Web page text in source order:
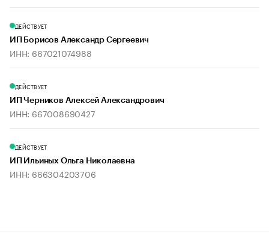
ДЕЙСТВУЕТ
ИП Борисов Александр Сергеевич
ИНН: 667021074988
ДЕЙСТВУЕТ
ИП Черников Алексей Александрович
ИНН: 667008690427
ДЕЙСТВУЕТ
ИП Ильиных Ольга Николаевна
ИНН: 666304203706